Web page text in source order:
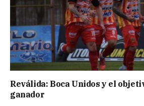
Reválida: Boca Unidos y el
ganador